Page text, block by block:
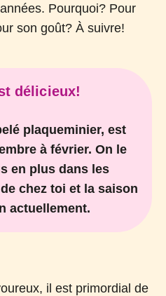
Pourquoi? Pour
son goût? À suivre!
délicieux!
plaqueminier, est
à février. On le
en plus dans les
chez toi et la saison
actuellement.
il est primordial de